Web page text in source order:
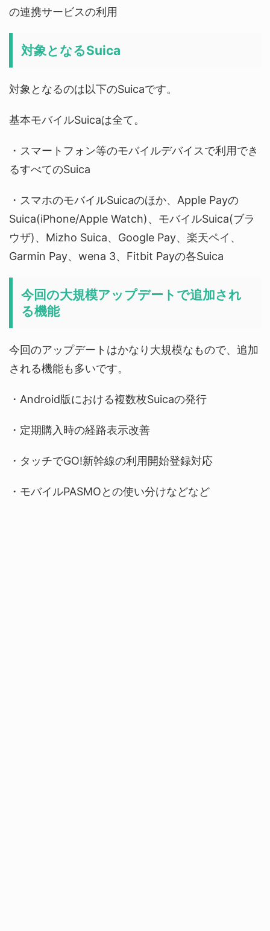
の連携サービスの利用
対象となるSuica
対象となるのは以下のSuicaです。
基本モバイルSuicaは全て。
・スマートフォン等のモバイルデバイスで利用でき
るすべてのSuica
・スマホのモバイルSuicaのほか、Apple Payの
Suica(iPhone/Apple Watch)、モバイルSuica(ブラ
ウザ)、Mizho Suica、Google Pay、楽天ペイ、
Garmin Pay、wena 3、Fitbit Payの各Suica
今回の大規模アップデートで追加され
る機能
今回のアップデートはかなり大規模なもので、追加
される機能も多いです。
・Android版における複数枚Suicaの発行
・定期購入時の経路表示改善
・タッチでGO!新幹線の利用開始登録対応
・モバイルPASMOとの使い分けなどなど